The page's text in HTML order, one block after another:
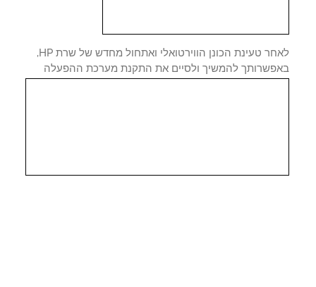
לאחר טעינת הכונן הווירטואלי ואתחול מחדש של שרת HP,
להמשיך ולסיים את התקנת מערכת ההפעלה